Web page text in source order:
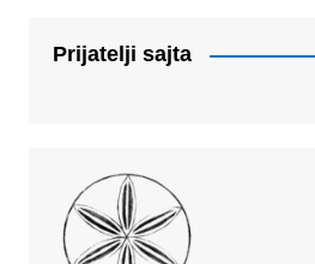
Prijatelji sajta